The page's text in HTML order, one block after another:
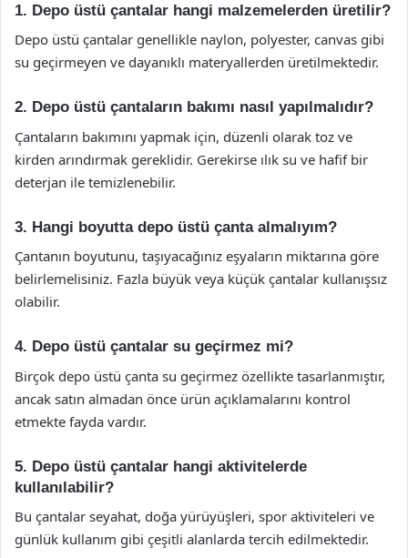
1. Depo üstü çantalar hangi malzemelerden üretilir?
Depo üstü çantalar genellikle naylon, polyester, canvas gibi
su geçirmeyen ve dayanıklı materyallerden üretilmektedir.
2. Depo üstü çantaların bakımı nasıl yapılmalıdır?
Çantaların bakımını yapmak için, düzenli olarak toz ve
kirden arındırmak gereklidir. Gerekirse ılık su ve hafif bir
deterjan ile temizlenebilir.
3. Hangi boyutta depo üstü çanta almalıyım?
Çantanın boyutunu, taşıyacağınız eşyaların miktarına göre
belirlemelisiniz. Fazla büyük veya küçük çantalar kullanışsız
olabilir.
4. Depo üstü çantalar su geçirmez mi?
Birçok depo üstü çanta su geçirmez özellikte tasarlanmıştır,
ancak satın almadan önce ürün açıklamalarını kontrol
etmekte fayda vardır.
5. Depo üstü çantalar hangi aktivitelerde
kullanılabilir?
Bu çantalar seyahat, doğa yürüyüşleri, spor aktiviteleri ve
günlük kullanım gibi çeşitli alanlarda tercih edilmektedir.